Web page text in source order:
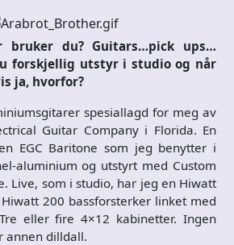
bruker du? Guitars…pick ups…
forskjellig utstyr i studio og når
ja, hvorfor?
spesiallagd for meg av
Guitar Company i Florida. En
EGC Baritone som jeg benytter i
aluminium og utstyrt med Custom
Live, som i studio, har jeg en Hiwatt
200 bassforsterker linket med
eller fire 4×12 kabinetter. Ingen
annen dilldall.